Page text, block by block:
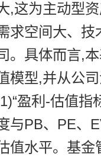
,这为主动型
求空间大、
。具体而言,
模型,并从公
盈利-估值指
与PB、PE、
值水平。基